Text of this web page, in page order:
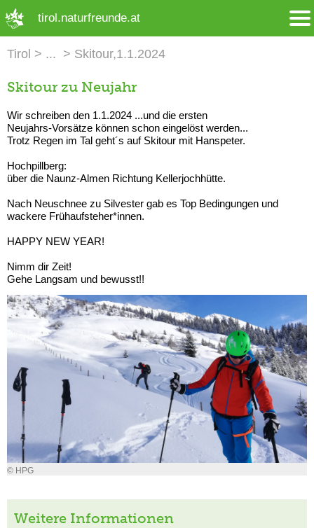
tirol.naturfreunde.at
Tirol Skitour,1.1.2024
Skitour zu Neujahr
Wir schreiben den 1.1.2024 ...und die ersten
Neujahrs-Vorsätze können schon eingelöst werden...
Trotz Regen im Tal geht´s auf Skitour mit Hanspeter.
Hochpillberg:
über die Naunz-Almen Richtung Kellerjochhütte.
Nach Neuschnee zu Silvester gab es Top Bedingungen und
wackere Frühaufsteher*innen.
HAPPY NEW YEAR!
Nimm dir Zeit!
Gehe Langsam und bewusst!!
© HPG
Weitere Informationen